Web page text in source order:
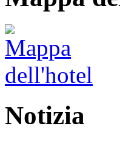
Notizia